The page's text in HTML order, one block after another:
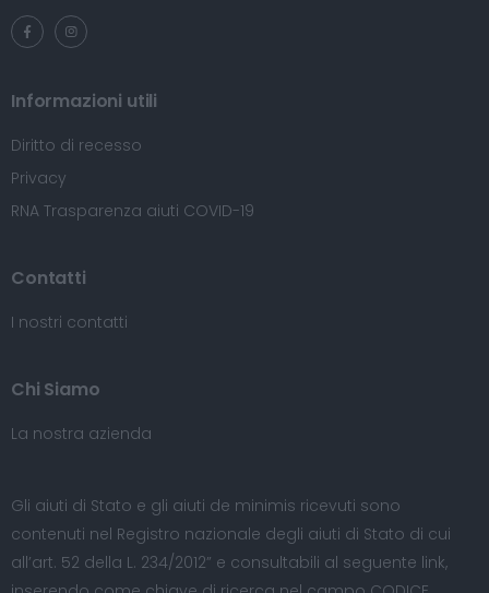
Informazioni utili
Diritto di recesso
Privacy
RNA Trasparenza aiuti COVID-19
Contatti
I nostri contatti
Chi Siamo
La nostra azienda
Gli aiuti di Stato e gli aiuti de minimis ricevuti sono
contenuti nel Registro nazionale degli aiuti di Stato di cui
all’art. 52 della L. 234/2012” e consultabili al seguente link,